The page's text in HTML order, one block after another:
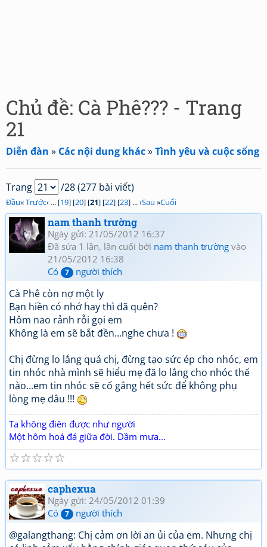
Chủ đề: Cà Phê??? - Trang
21
Diễn đàn » Các nội dung khác»Tình yêu và cuộc sống
Trang /28 (277 bài viết)
Đầu«Trước‹ ... [19] [20] [21] [22] [23] ... ›Sau »Cuối
nam thanh trường
Ngày gửi: 21/05/2012 16:37
Đã sửa 1 lần, lần cuối bởi nam thanh trường vào
21/05/2012 16:38
Có
7 người thích
Cà Phê còn nợ một ly
Bạn hiền có nhớ hay thì đã quên?
Hôm nao rảnh rỗi gọi em
Không là em sẽ bắt đền...nghe chưa !
Chị đừng lo lắng quá chị, đừng tạo sức ép cho nhóc, em
tin nhóc nhà mình sẽ hiểu mẹ đã lo lắng cho nhóc thế
nào...em tin nhóc sẽ cố gắng hết sức để không phụ
lòng mẹ đâu !!!
Ta không điên được như người
Một hôm hoá đá giữa đời. Dầm mưa...
☆
☆
☆
☆
☆
caphexua
Ngày gửi: 24/05/2012 01:39
Có
7 người thích
@galangthang: Chị cảm ơn lời an ủi của em. Nhưng chị